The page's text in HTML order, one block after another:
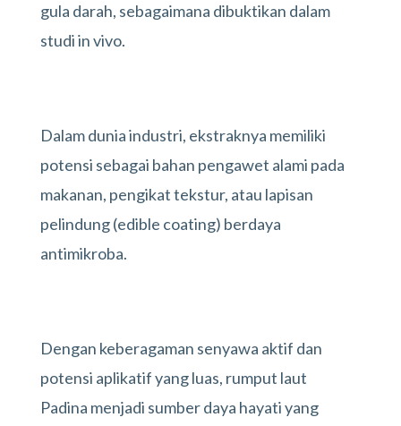
gula darah, sebagaimana dibuktikan dalam
studi in vivo.
Dalam dunia industri, ekstraknya memiliki
potensi sebagai bahan pengawet alami pada
makanan, pengikat tekstur, atau lapisan
pelindung (edible coating) berdaya
antimikroba.
Dengan keberagaman senyawa aktif dan
potensi aplikatif yang luas, rumput laut
Padina menjadi sumber daya hayati yang